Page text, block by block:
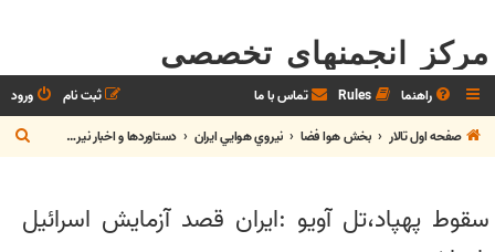
مرکز انجمنهای تخصصی
راهنما Rules تماس با ما ورود
ثبت نام
صفحه اول تالار
بخش هوا فضا نيروي هوايي ايران دستاوردها و اخبار نيروي هوايي
س
سقوط پهپاد،تل آویو :ایران قصد آزمایش اسرائیل